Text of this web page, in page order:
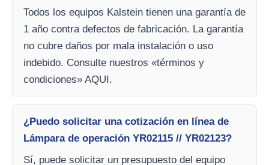
Todos los equipos Kalstein tienen una garantía de
1 año contra defectos de fabricación. La garantía
no cubre daños por mala instalación o uso
indebido. Consulte nuestros «términos y
condiciones» AQUI.
¿Puedo solicitar una cotización en línea de
Lámpara de operación YR02115 // YR02123?
Sí, puede solicitar un presupuesto del equipo